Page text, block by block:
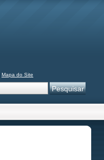
Mapa do Site